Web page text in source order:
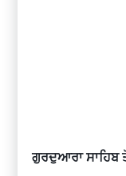
ਗੁਰਦੁਆਰਾ ਸਾਹਿਬ